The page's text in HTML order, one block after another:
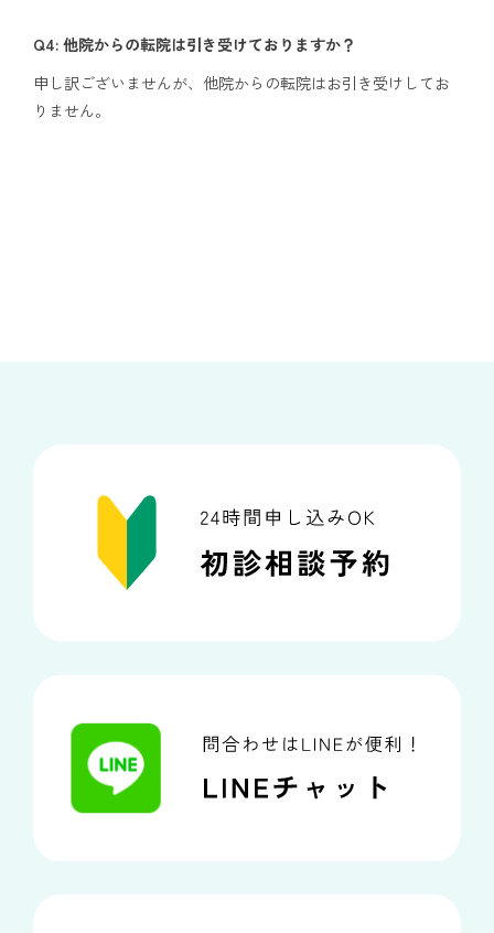
Q4: 他院からの転院は引き受けておりますか？
申し訳ございませんが、他院からの転院はお引き受けしてお
りません。